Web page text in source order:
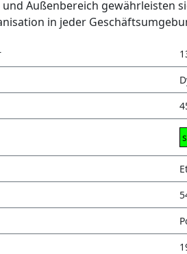
Außenbereich gewährleisten
in jeder